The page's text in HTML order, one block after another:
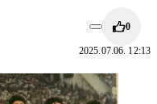
0
2025.07.06. 12:13